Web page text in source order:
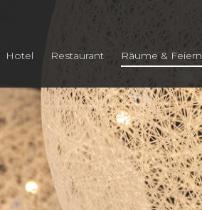
Hotel Restaurant Räume & Feiern